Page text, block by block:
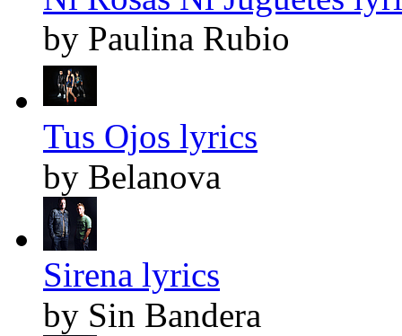
by Paulina Rubio
Tus Ojos lyrics
by Belanova
Sirena lyrics
by Sin Bandera